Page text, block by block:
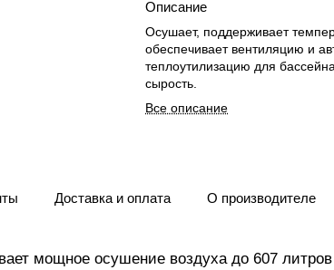
Описание
Осушает, поддерживает
обеспечивает вентиляцию и
теплоутилизацию для
сырость.
Все описание
Доставка и оплата О производителе
мощное осушение воздуха до 607